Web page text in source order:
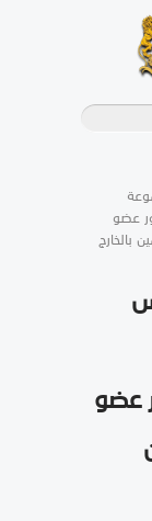
عضو
بالخارج
عضو